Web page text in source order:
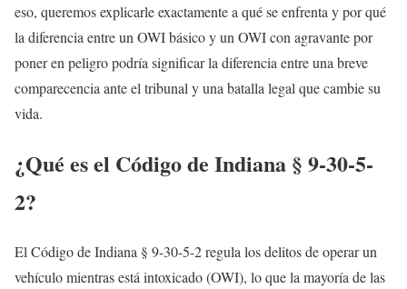
eso, queremos explicarle exactamente a qué se enfrenta y por qué
la diferencia entre un OWI básico y un OWI con agravante por
poner en peligro podría significar la diferencia entre una breve
comparecencia ante el tribunal y una batalla legal que cambie su
vida.
¿Qué es el Código de Indiana § 9-30-5-
2?
El Código de Indiana § 9-30-5-2 regula los delitos de operar un
vehículo mientras está intoxicado (OWI), lo que la mayoría de las